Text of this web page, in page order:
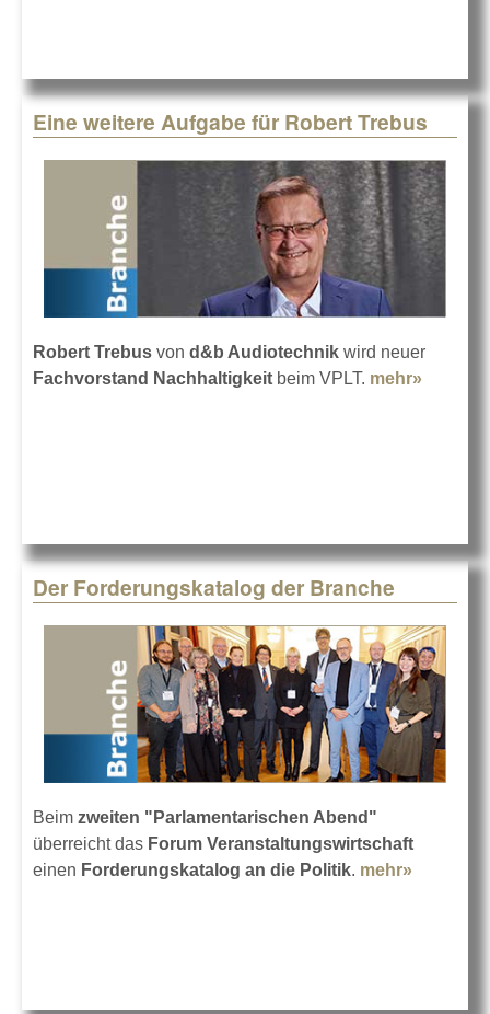
Eine weitere Aufgabe für Robert Trebus
Robert Trebus von d&b Audiotechnik wird neuer
Fachvorstand Nachhaltigkeit beim VPLT. mehr»
Der Forderungskatalog der Branche
Beim zweiten "Parlamentarischen Abend"
überreicht das Forum Veranstaltungswirtschaft
einen Forderungskatalog an die Politik. mehr»